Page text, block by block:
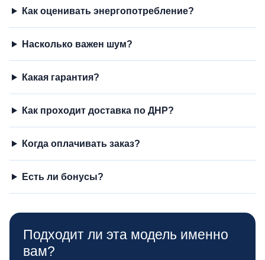
Как оценивать энергопотребление?
Насколько важен шум?
Какая гарантия?
Как проходит доставка по ДНР?
Когда оплачивать заказ?
Есть ли бонусы?
Подходит ли эта модель именно
вам?